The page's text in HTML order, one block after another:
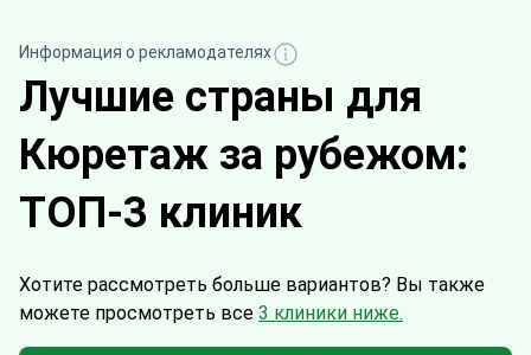
Информация о рекламодателях
Лучшие страны для
Кюретаж за рубежом:
ТОП-3 клиник
Хотите рассмотреть больше вариантов? Вы также
можете просмотреть все 3 клиники ниже.